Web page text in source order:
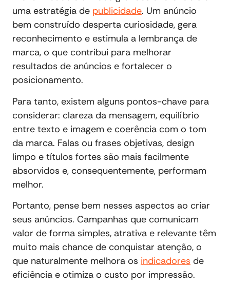
uma estratégia de publicidade. Um anúncio
bem construído desperta curiosidade, gera
reconhecimento e estimula a lembrança de
marca, o que contribui para melhorar
resultados de anúncios e fortalecer o
posicionamento.
Para tanto, existem alguns pontos-chave para
considerar: clareza da mensagem, equilíbrio
entre texto e imagem e coerência com o tom
da marca. Falas ou frases objetivas, design
limpo e títulos fortes são mais facilmente
absorvidos e, consequentemente, performam
melhor.
Portanto, pense bem nesses aspectos ao criar
seus anúncios. Campanhas que comunicam
valor de forma simples, atrativa e relevante têm
muito mais chance de conquistar atenção, o
que naturalmente melhora os indicadores de
eficiência e otimiza o custo por impressão.